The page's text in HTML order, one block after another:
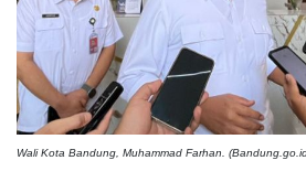
Wali Kota Bandung, Muhammad Farhan.